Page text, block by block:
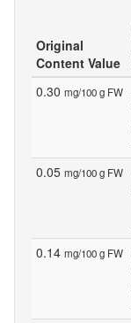
Original
Content Value
0.30 mg/100 g FW
0.05 mg/100 g FW
0.14 mg/100 g FW